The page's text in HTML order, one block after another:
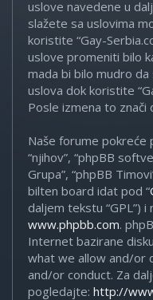
uslove navedene u
slažete sa uslovima
koristite “Gay-
uslove promeniti bilo
mada bi bilo mudro
uslova dok koristite
Posle izmena to
Naše forume pokreće
“njihov”, “phpBB
Grupa”, “phpBB
bilten board idat pod “
daljem tekstu “GPL”)
www.phpbb.com.
Internet bazirane
what we allow and/or
and/or conduct. Za
pogledajte: http://